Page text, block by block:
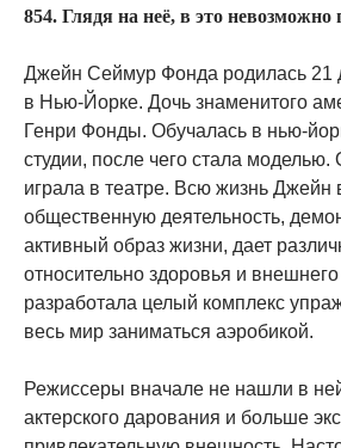
854. Глядя на неё, в это невозможно
Джейн Сеймур Фонда родилась 21
в Нью-Йорке. Дочь знаменитого
Генри Фонды. Обучалась в нью-
студии, после чего стала
играла в театре. Всю жизнь Джейн
общественную деятельность,
активный образ жизни, дает
относительно здоровья и
разработала целый комплекс
весь мир заниматься аэробикой.
Режиссеры вначале не нашли в
актерского дарования и больше